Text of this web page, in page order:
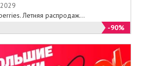
Летняя распродаж...
-90%